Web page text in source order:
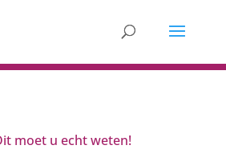
moet u echt weten!